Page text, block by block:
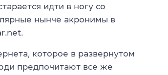
идти в ногу со
нынче акронимы в
которое в развернутом
предпочитают все же